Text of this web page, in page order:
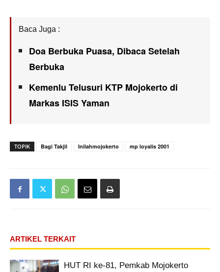
Baca Juga :
Doa Berbuka Puasa, Dibaca Setelah
Berbuka
Kemenlu Telusuri KTP Mojokerto di
Markas ISIS Yaman
TOPIK Bagi Takjil Inilahmojokerto mp loyalis 2001
ARTIKEL TERKAIT
HUT RI ke-81, Pemkab Mojokerto